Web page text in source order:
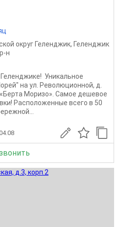
округ Геленджик, Геленджик
н
Уникальное
на ул. Революционной, д.
Моризо». Самое дешевое
Расположенные всего в 50